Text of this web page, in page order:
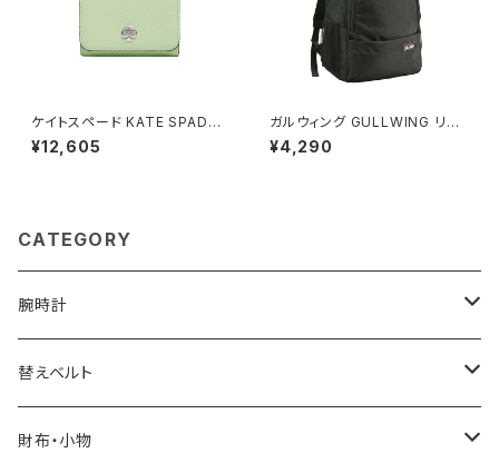
ケイトスペード KATE SPADE
ケイラ スモール Lジップ ウォレ
ット 二つ折り財布 kk056-306
¥12,605
ガルウィング GULLWING リュ
ック 23L 軽量 大容量 デイパッ
ク 42603-1h メンズ ブラック
¥4,290
CATEGORY
腕時計
ELGIN
SALVATORE MARRA
替えベルト
COACH
財布・小物